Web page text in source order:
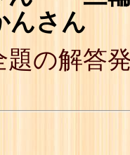
さん
題の解答